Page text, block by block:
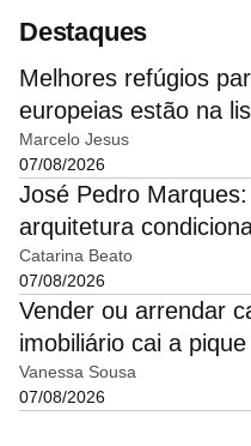
Destaques
Melhores refúgios
europeias estão na
Marcelo Jesus
07/08/2026
José Pedro
arquitetura
Catarina Beato
07/08/2026
Vender ou arrendar
imobiliário cai a
Vanessa Sousa
07/08/2026